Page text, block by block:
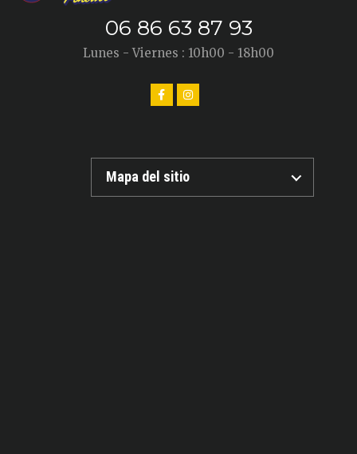
06 86 63 87 93
Lunes - Viernes : 10h00 - 18h00
Mapa del sitio